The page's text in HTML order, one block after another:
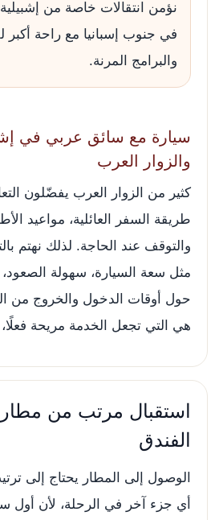
نؤمن انتقالات خاصة من
في جنوب إسبانيا مع راحة أكبر
والبرامج المرنة.
سيارة مع سائق عربي في
والزوار العرب
كثير من الزوار العرب يفضّلون
طريقة السفر العائلية، مواعيد
والتوقف عند الحاجة. لذلك نهتم
مثل سعة السيارة، سهولة الصعود،
حول أوقات الدخول والخروج من
هي التي تجعل الخدمة مريحة
استقبال مرتب من مطار
الفندق
الوصول إلى المطار يحتاج إلى
أي جزء آخر في الرحلة، لأن أول